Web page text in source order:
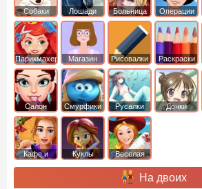
Собаки Лошади Больница Операции
Парикмахер Магазин Рисовалки Раскраски
Салон Смурфики Русалки Дочки
Кафе и
Куклы
Веселая
На двоих